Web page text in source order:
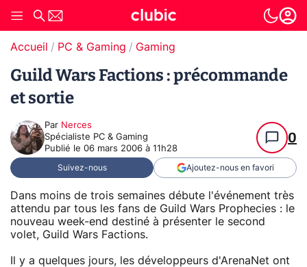
Accueil PC & Gaming Gaming
Guild Wars Factions : précommande
et sortie
Par Nerces
Spécialiste PC & Gaming
Publié le 06 mars 2006 à 11h28
0
Suivez-nous Ajoutez-nous en favori
Dans moins de trois semaines débute l'événement très
attendu par tous les fans de Guild Wars Prophecies : le
nouveau week-end destiné à présenter le second
volet, Guild Wars Factions.
Il y a quelques jours, les développeurs d'ArenaNet ont